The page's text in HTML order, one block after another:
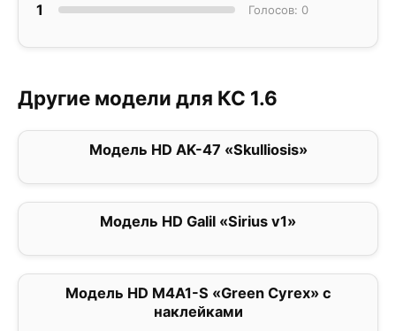
1 Голосов: 0
Другие модели для КС 1.6
Модель HD AK-47 «Skulliosis»
Модель HD Galil «Sirius v1»
Модель HD M4A1-S «Green Cyrex» с
наклейками